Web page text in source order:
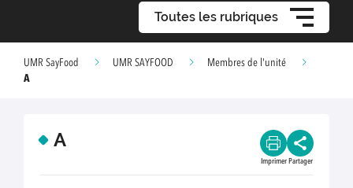
Toutes les rubriques
UMR SayFood UMR SAYFOOD
Membres de l'unité
A
A
Imprimer Partager